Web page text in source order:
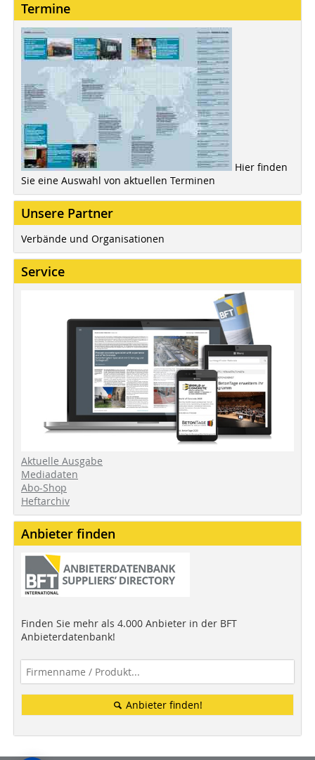
Termine
Hier finden
Sie eine Auswahl von aktuellen Terminen
Unsere Partner
Verbände und Organisationen
Service
Aktuelle Ausgabe
Mediadaten
Abo-Shop
Heftarchiv
Anbieter finden
Finden Sie mehr als 4.000 Anbieter in der BFT
Anbieterdatenbank!
Anbieter finden!